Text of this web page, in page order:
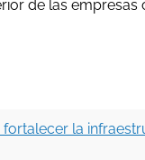
de las
la